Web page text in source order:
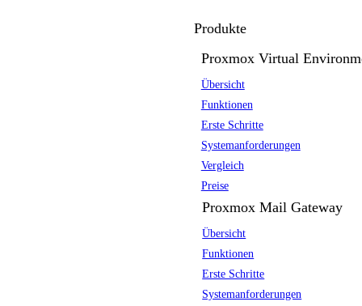
Produkte
Proxmox Virtual
Übersicht
Funktionen
Erste Schritte
Systemanforderungen
Vergleich
Preise
Proxmox Mail Gateway
Übersicht
Funktionen
Erste Schritte
Systemanforderungen